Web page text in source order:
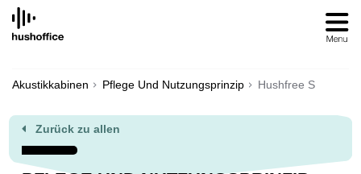
SKIP
CONTENT
Akustikkabinen Pflege Und Nutzungsprinzip Hushfree S
Zurück zu allen